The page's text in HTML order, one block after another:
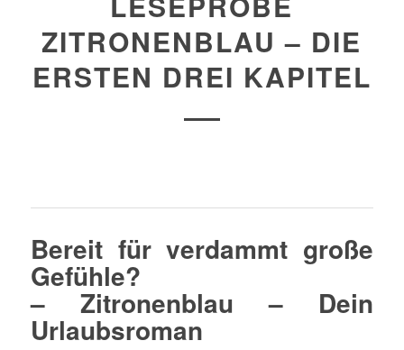
ZITRONENBLAU – DIE
ERSTEN DREI KAPITEL
Bereit für verdammt große
Gefühle?
– Zitronenblau – Dein
Urlaubsroman